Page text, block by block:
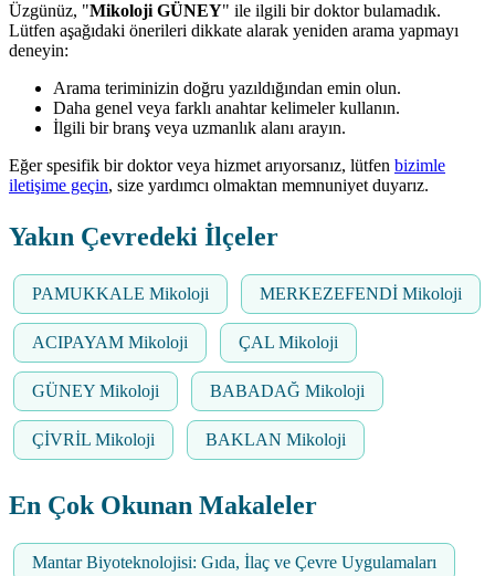
Üzgünüz, "Mikoloji GÜNEY" ile ilgili bir doktor bulamadık.
Lütfen aşağıdaki önerileri dikkate alarak yeniden arama yapmayı
deneyin:
Arama teriminizin doğru yazıldığından emin olun.
Daha genel veya farklı anahtar kelimeler kullanın.
İlgili bir branş veya uzmanlık alanı arayın.
Eğer spesifik bir doktor veya hizmet arıyorsanız, lütfen bizimle
iletişime geçin, size yardımcı olmaktan memnuniyet duyarız.
Yakın Çevredeki İlçeler
PAMUKKALE Mikoloji MERKEZEFENDİ Mikoloji
ACIPAYAM Mikoloji ÇAL Mikoloji
GÜNEY Mikoloji BABADAĞ Mikoloji
ÇİVRİL Mikoloji BAKLAN Mikoloji
En Çok Okunan Makaleler
Mantar Biyoteknolojisi: Gıda, İlaç ve Çevre Uygulamaları